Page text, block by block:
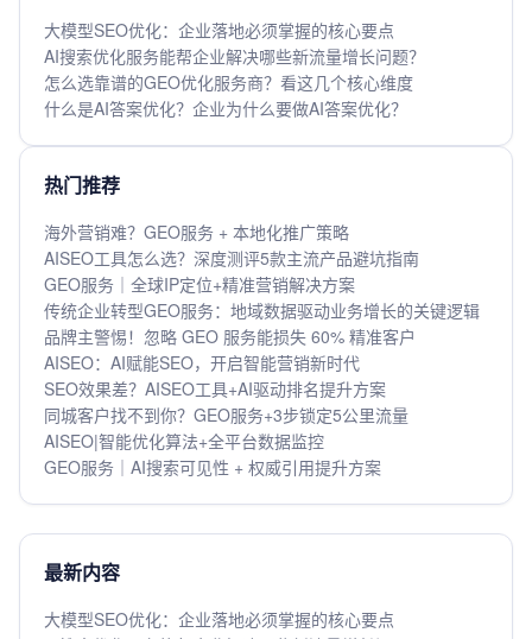
大模型SEO优化：企业落地必须掌握的核心要点
AI搜索优化服务能帮企业解决哪些新流量增长问题？
怎么选靠谱的GEO优化服务商？看这几个核心维度
什么是AI答案优化？企业为什么要做AI答案优化？
热门推荐
海外营销难？GEO服务 + 本地化推广策略
AISEO工具怎么选？深度测评5款主流产品避坑指南
GEO服务｜全球IP定位+精准营销解决方案
传统企业转型GEO服务：地域数据驱动业务增长的关键逻辑
品牌主警惕！忽略 GEO 服务能损失 60% 精准客户
AISEO：AI赋能SEO，开启智能营销新时代
SEO效果差？AISEO工具+AI驱动排名提升方案
同城客户找不到你？GEO服务+3步锁定5公里流量
AISEO|智能优化算法+全平台数据监控
GEO服务｜AI搜索可见性 + 权威引用提升方案
最新内容
大模型SEO优化：企业落地必须掌握的核心要点